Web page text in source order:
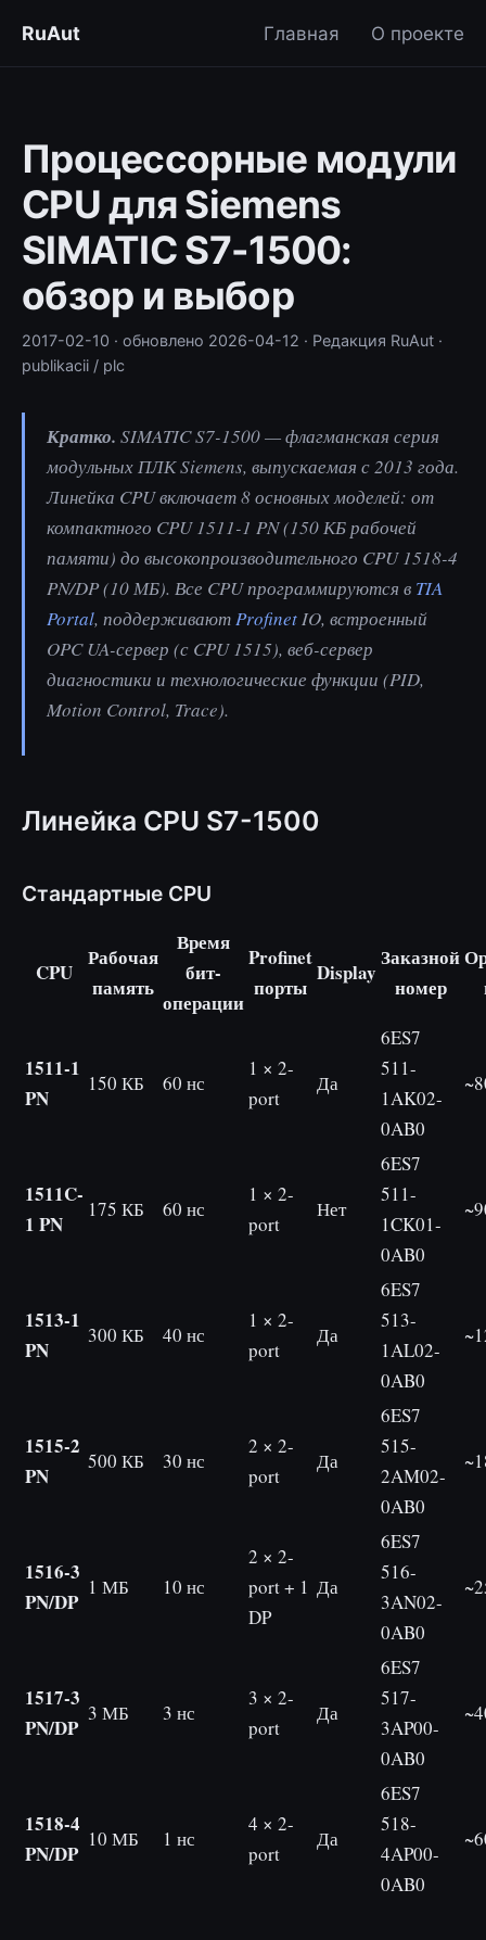
RuAut Главная О проекте
Процессорные модули
CPU для Siemens
SIMATIC S7-1500:
обзор и выбор
2017-02-10 · обновлено 2026-04-12 · Редакция RuAut ·
publikacii / plc
Кратко. SIMATIC S7-1500 — флагманская серия
модульных ПЛК Siemens, выпускаемая с 2013 года.
Линейка CPU включает 8 основных моделей: от
компактного CPU 1511-1 PN (150 КБ рабочей
памяти) до высокопроизводительного CPU 1518-4
PN/DP (10 МБ). Все CPU программируются в TIA
Portal, поддерживаютProfinetIO, встроенный
OPC UA-сервер (с CPU 1515), веб-сервер
диагностики и технологические функции (PID,
Motion Control, Trace).
Линейка CPU S7-1500
Стандартные CPU
CPU
Рабочая
память
Время
бит-
операции
Profinet
порты
Display
Заказной
номер
1511-1
PN
150 КБ 60 нс
1 × 2-
port
Да
6ES7
511-
1AK02-
0AB0
1511C-
1 PN
175 КБ 60 нс
1 × 2-
port
Нет
6ES7
511-
1CK01-
0AB0
1513-1
PN
300 КБ 40 нс
1 × 2-
port
Да
6ES7
513-
1AL02-
0AB0
1515-2
PN
500 КБ 30 нс
2 × 2-
port
Да
6ES7
515-
2AM02-
0AB0
1516-3
PN/DP
1 МБ 10 нс
2 × 2-
port + 1
DP
Да
6ES7
516-
3AN02-
0AB0
1517-3
PN/DP
3 МБ 3 нс
3 × 2-
port
Да
6ES7
517-
3AP00-
0AB0
1518-4
PN/DP
10 МБ 1 нс
4 × 2-
port
Да
6ES7
518-
4AP00-
0AB0